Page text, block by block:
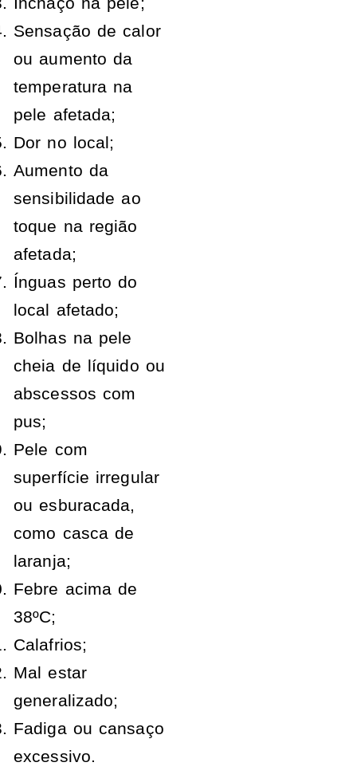
Sensação de calor
ou aumento da
temperatura na
pele afetada;
Dor no local;
Aumento da
sensibilidade ao
toque na região
afetada;
Ínguas perto do
local afetado;
Bolhas na pele
cheia de líquido ou
abscessos com
pus;
Pele com
superfície irregular
ou esburacada,
como casca de
laranja;
Febre acima de
38ºC;
Calafrios;
Mal estar
generalizado;
Fadiga ou cansaço
excessivo.